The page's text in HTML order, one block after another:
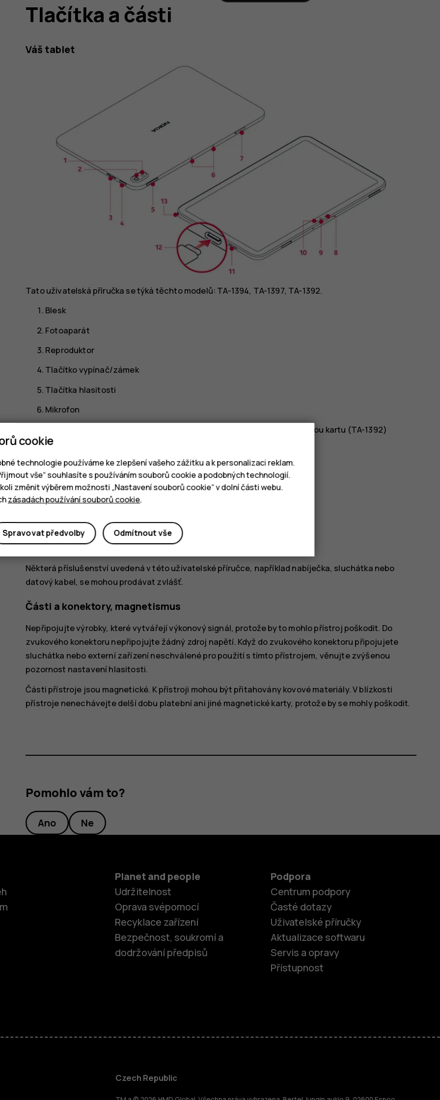
Chytré telefony
Tlačítka a části
Váš tablet
Tato uživatelská příručka se týká těchto modelů: TA-1394, TA-1397, TA-1392.
Blesk
Fotoaparát
Reproduktor
Tlačítko vypínač/zámek
Tlačítka hlasitosti
Mikrofon
Slot pro SIM a paměťovou kartu (TA-1394, TA-1397), slot pro paměťovou kartu (TA-1392)
Hallův snímač
Přední fotoaparát
Snímač světla
Konektor USB
Sluchátkový konektor
Některá příslušenství uvedená v této uživatelské příručce, například nabíječka, sluchátka nebo
datový kabel, se mohou prodávat zvlášť.
Části a konektory, magnetismus
Nepřipojujte výrobky, které vytvářejí výkonový signál, protože by to mohlo přístroj poškodit. Do
zvukového konektoru nepřipojujte žádný zdroj napětí. Když do zvukového konektoru připojujete
sluchátka nebo externí zařízení neschválené pro použití s tímto přístrojem, věnujte zvýšenou
pozornost nastavení hlasitosti.
Části přístroje jsou magnetické. K přístroji mohou být přitahovány kovové materiály. V blízkosti
přístroje nenechávejte delší dobu platební ani jiné magnetické karty, protože by se mohly poškodit.
Pomohlo vám to?
Ano Ne
Planet and people
Udržitelnost
Oprava svépomocí
Recyklace zařízení
Bezpečnost, soukromí a
dodržování předpisů
Podpora
Centrum podpory
Časté dotazy
Uživatelské příručky
Aktualizace softwaru
Servis a opravy
Přístupnost
Czech Republic
cookie
technologie používáme ke zlepšení vašeho zážitku a k personalizaci reklam.
vše“ souhlasíte s používáním souborů cookie a podobných technologií.
změnit výběrem možnosti „Nastavení souborů cookie“ v dolní části webu.
zásadách používání souborů cookie.
Odmítnout vše
Spravovat předvolby